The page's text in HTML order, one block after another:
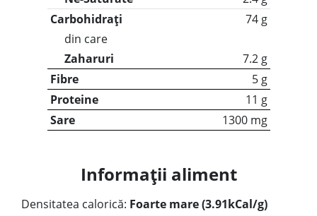
Carbohidrați
74 g
din care
Zaharuri
7.2 g
Fibre
5 g
Proteine
11 g
Sare
1300 mg
Informații aliment
Densitatea calorică: Foarte mare (3.91kCal/g)